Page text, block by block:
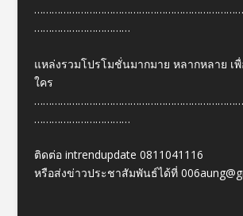
……………………………
แหล่งรวมโปรโมชั่นมากมาย หลากหลาย เ
ใคร
……………………………
ติดต่อ intrendupdate 0811041116
หรือส่งข่าวประชาสัมพันธ์ได้ที่